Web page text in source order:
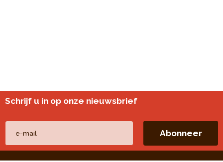
Schrijf u in op onze nieuwsbrief